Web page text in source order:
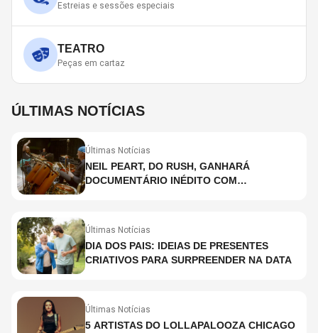
Estreias e sessões especiais
TEATRO
Peças em cartaz
ÚLTIMAS NOTÍCIAS
Últimas Notícias
NEIL PEART, DO RUSH, GANHARÁ
DOCUMENTÁRIO INÉDITO COM
Últimas Notícias
DIA DOS PAIS: IDEIAS DE PRESENTES
CRIATIVOS PARA SURPREENDER NA DATA
Últimas Notícias
5 ARTISTAS DO LOLLAPALOOZA CHICAGO